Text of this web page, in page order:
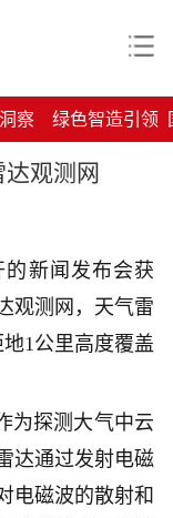
察 绿色智造引领
观测网
新闻发布会获
观测网，天气雷
1公里高度覆盖
为探测大气中云
达通过发射电磁
电磁波的散射和